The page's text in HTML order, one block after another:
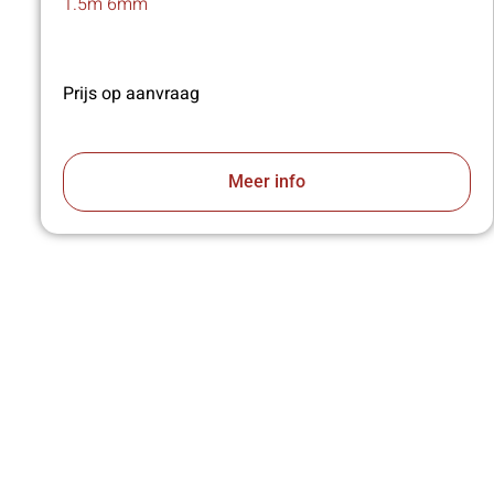
Prijs op aanvraag
Meer info